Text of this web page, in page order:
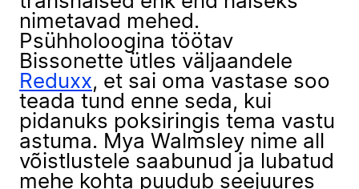
nimetavad mehed.
Psühholoogina töötav
Bissonette ütles väljaandele
Reduxx, et sai oma vastase soo
teada tund enne seda, kui
pidanuks poksiringis tema vastu
astuma. Mya Walmsley nime all
võistlustele saabunud ja lubatud
mehe kohta puudub seejuures